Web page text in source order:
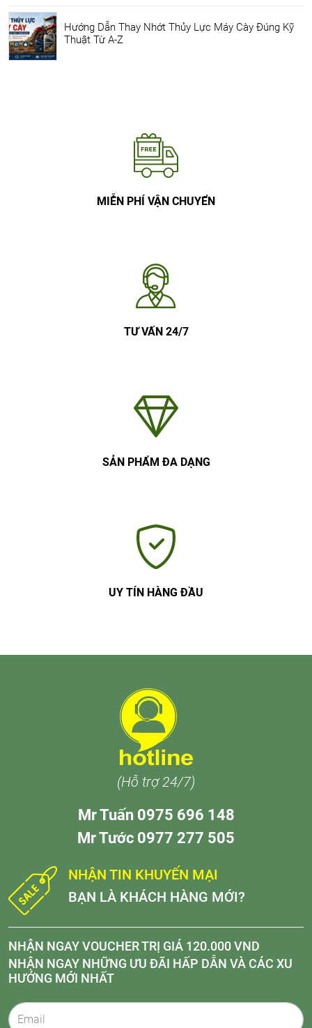
Hướng Dẫn Thay Nhớt Thủy Lực Máy Cày Đúng Kỹ
Thuật Từ A-Z
MIỄN PHÍ VẬN CHUYỂN
TƯ VẤN 24/7
SẢN PHẨM ĐA DẠNG
UY TÍN HÀNG ĐẦU
(Hỗ trợ 24/7)
Mr Tuấn 0975 696 148
Mr Tước 0977 277 505
NHẬN TIN KHUYẾN MẠI
BẠN LÀ KHÁCH HÀNG MỚI?
NHẬN NGAY VOUCHER TRỊ GIÁ 120.000 VND
NHẬN NGAY NHỮNG ƯU ĐÃI HẤP DẪN VÀ CÁC XU
HƯỚNG MỚI NHẤT